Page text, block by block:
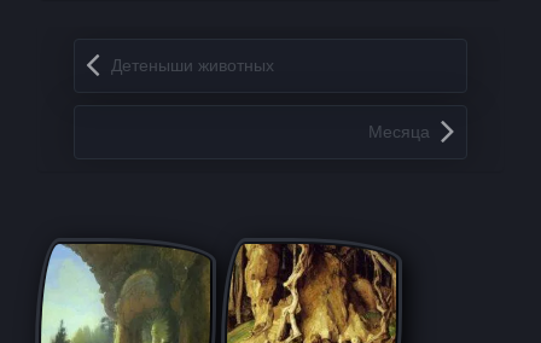
Запись навигация
Детеныши животных
Месяца